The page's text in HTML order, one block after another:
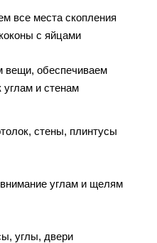
все места скопления
с яйцами
вещи, обеспечиваем
углам и стенам
стены, плинтусы
углам и щелям
углы, двери